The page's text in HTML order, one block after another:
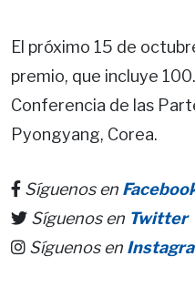
El próximo 15 de
premio, que incluye
Conferencia de las
Pyongyang, Corea.
Síguenos en
Síguenos en Twitter
Síguenos en